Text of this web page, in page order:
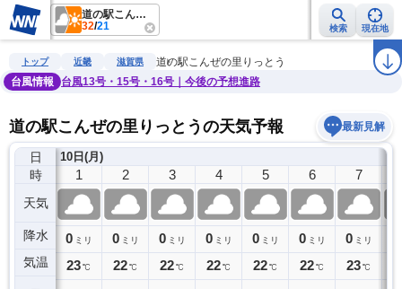
道の駅こんぜの里りっとう
32/21 検索 現在地
雨雲レーダー 台風情報 地震情報 警報・注意報 ラ
トップ 近畿 滋賀県
道の駅こんぜの里りっとう
台風情報
台風13号・15号・16号｜今後の予想進路
道の駅こんぜの里りっとうの天気予報 最新見解
日
時
天気
降水
気温
10日(月)
0
0ミリ
23℃
1
0 ミリ
23℃
2
0 ミリ
22℃
3
0 ミリ
22℃
4
0 ミリ
22℃
5
0 ミリ
22℃
6
0 ミリ
22℃
7
0 ミリ
23℃